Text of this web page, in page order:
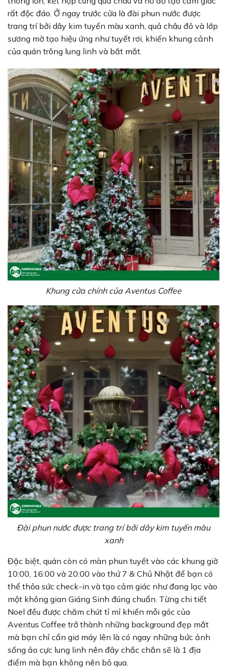
rất độc đáo. Ở ngay trước cửa là đài phun nước được
trang trí bởi dây kim tuyến màu xanh, quả châu đỏ và lớp
sương mờ tạo hiệu ứng như tuyết rơi, khiến khung cảnh
của quán trông lung linh và bắt mắt.
Khung cửa chính của Aventus Coffee
Đài phun nước được trang trí bởi dây kim tuyến màu
xanh
Đặc biệt, quán còn có màn phun tuyết vào các khung giờ
10:00, 16:00 và 20:00 vào thứ 7 & Chủ Nhật để bạn có
thể thỏa sức check-in và tạo cảm giác như đang lạc vào
một không gian Giáng Sinh đúng chuẩn. Từng chi tiết
Noel đều được chăm chút tỉ mỉ khiến mỗi góc của
Aventus Coffee trở thành những background đẹp mắt
mà bạn chỉ cần giơ máy lên là có ngay những bức ảnh
sống ảo cực lung linh nên đây chắc chắn sẽ là 1 địa
điểm mà bạn không nên bỏ qua.